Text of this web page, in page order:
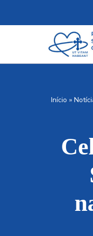
Pular
Início »